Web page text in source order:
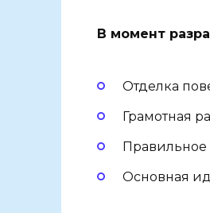
В момент
Отделка
Грамотная
Правильное
Основная